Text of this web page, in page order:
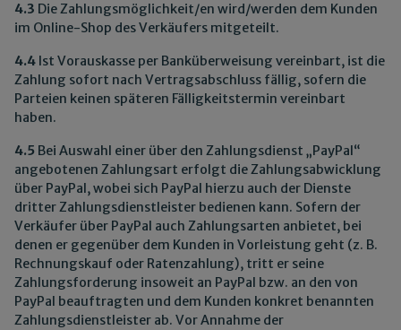
4.3 Die Zahlungsmöglichkeit/en wird/werden dem Kunden
im Online-Shop des Verkäufers mitgeteilt.
4.4 Ist Vorauskasse per Banküberweisung vereinbart, ist die
Zahlung sofort nach Vertragsabschluss fällig, sofern die
Parteien keinen späteren Fälligkeitstermin vereinbart
haben.
4.5 Bei Auswahl einer über den Zahlungsdienst „PayPal“
angebotenen Zahlungsart erfolgt die Zahlungsabwicklung
über PayPal, wobei sich PayPal hierzu auch der Dienste
dritter Zahlungsdienstleister bedienen kann. Sofern der
Verkäufer über PayPal auch Zahlungsarten anbietet, bei
denen er gegenüber dem Kunden in Vorleistung geht (z. B.
Rechnungskauf oder Ratenzahlung), tritt er seine
Zahlungsforderung insoweit an PayPal bzw. an den von
PayPal beauftragten und dem Kunden konkret benannten
Zahlungsdienstleister ab. Vor Annahme der